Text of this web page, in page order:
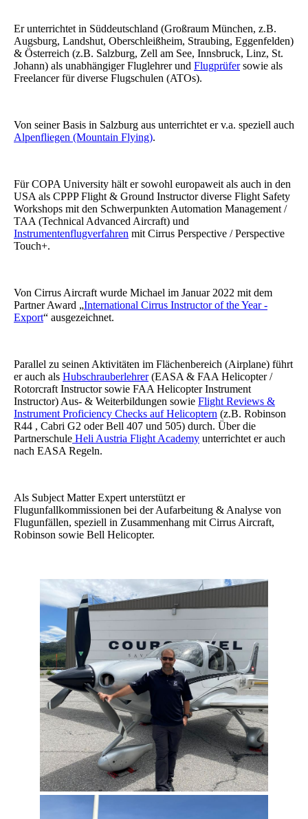
Er unterrichtet in Süddeutschland (Großraum München, z.B.
Augsburg, Landshut, Oberschleißheim, Straubing, Eggenfelden)
& Österreich (z.B. Salzburg, Zell am See, Innsbruck, Linz, St.
Johann) als unabhängiger Fluglehrer und Flugprüfersowie als
Freelancer für diverse Flugschulen (ATOs).
Von seiner Basis in Salzburg aus unterrichtet er v.a. speziell auch
Alpenfliegen (Mountain Flying).
Für COPA University hält er sowohl europaweit als auch in den
USA als CPPP Flight & Ground Instructor diverse Flight Safety
Workshops mit den Schwerpunkten Automation Management /
TAA (Technical Advanced Aircraft) und
Instrumentenflugverfahren mit Cirrus Perspective / Perspective
Touch+.
Von Cirrus Aircraft wurde Michael im Januar 2022 mit dem
Partner Award „International Cirrus Instructor of the Year -
Export“ ausgezeichnet.
Parallel zu seinen Aktivitäten im Flächenbereich (Airplane) führt
er auch als Hubschrauberlehrer(EASA & FAA Helicopter /
Rotorcraft Instructor sowie FAA Helicopter Instrument
Instructor) Aus- & Weiterbildungen sowie Flight Reviews &
Instrument Proficiency Checks auf Helicoptern (z.B. Robinson
R44 , Cabri G2 oder Bell 407 und 505) durch. Über die
Partnerschule Heli Austria Flight Academy unterrichtet er auch
nach EASA Regeln.
Als Subject Matter Expert unterstützt er
Flugunfallkommissionen bei der Aufarbeitung & Analyse von
Flugunfällen, speziell in Zusammenhang mit Cirrus Aircraft,
Robinson sowie Bell Helicopter.